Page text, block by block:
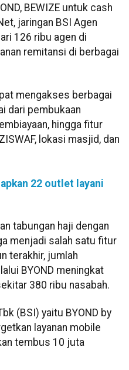
BEWIZE untuk cash
jaringan BSI Agen
126 ribu agen di
remitansi di berbagai
mengakses berbagai
dari pembukaan
hingga fitur
lokasi masjid, dan
22 outlet layani
tabungan haji dengan
menjadi salah satu fitur
terakhir, jumlah
BYOND meningkat
380 ribu nasabah.
(BSI) yaitu BYOND by
layanan mobile
tembus 10 juta